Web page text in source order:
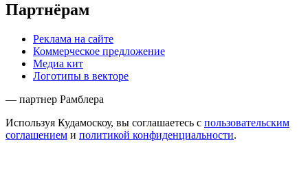
Партнёрам
Реклама на сайте
Коммерческое предложение
Медиа кит
Логотипы в векторе
— партнер Рамблера
Используя Кудамоскоу, вы соглашаетесь с пользовательским
соглашением и политикой конфиденциальности.